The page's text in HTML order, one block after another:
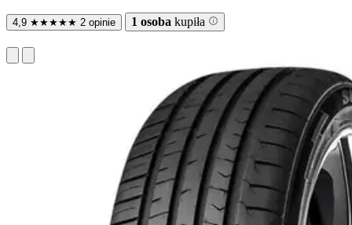
4,9 ★★★★★ 2 opinie 1 osoba kupiła